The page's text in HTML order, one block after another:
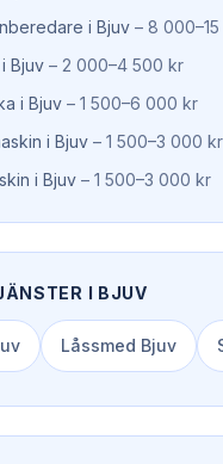
i Bjuv – 8
i Bjuv – 2 000–4 500 kr
i Bjuv – 1 500–6 000 kr
i Bjuv – 1 500–3 000 kr
i Bjuv – 1 500–3 000 kr
I BJUV
Låssmed Bjuv